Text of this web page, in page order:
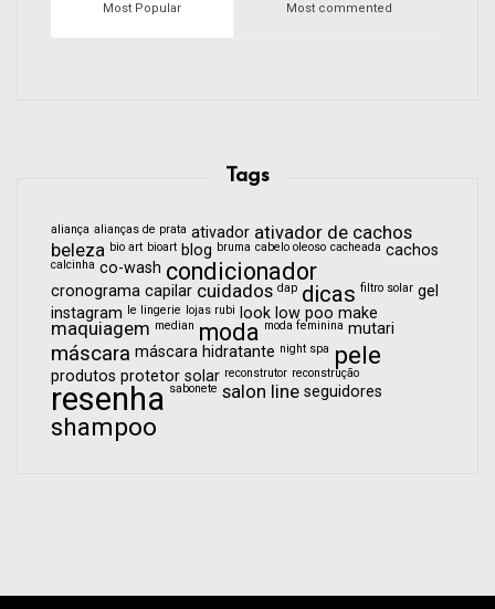
Most Popular Most commented
Tags
aliança alianças de prata ativador ativador de cachos
beleza bio art bioart blog bruma cabelo oleoso cacheada cachos
calcinha co-wash condicionador
cronograma capilar cuidados dap dicas filtro solar gel
instagram le lingerie lojas rubi look low poo make
maquiagem median moda moda feminina mutari
máscara máscara hidratante night spa pele
produtos protetor solar reconstrutor reconstrução
resenha sabonete salon line seguidores
shampoo